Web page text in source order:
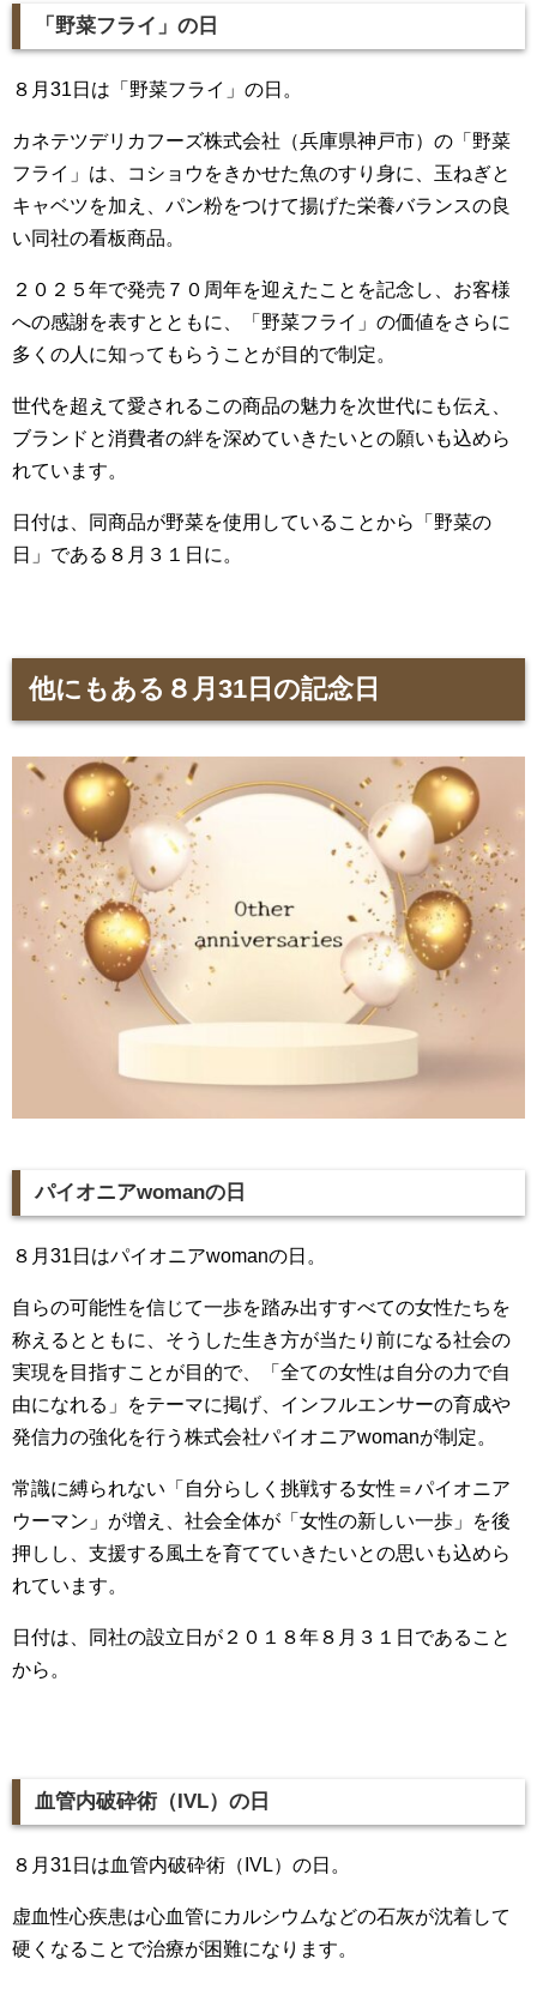
「野菜フライ」の日
８月31日は「野菜フライ」の日。
カネテツデリカフーズ株式会社（兵庫県神戸市）の「野菜
フライ」は、コショウをきかせた魚のすり身に、玉ねぎと
キャベツを加え、パン粉をつけて揚げた栄養バランスの良
い同社の看板商品。
２０２５年で発売７０周年を迎えたことを記念し、お客様
への感謝を表すとともに、「野菜フライ」の価値をさらに
多くの人に知ってもらうことが目的で制定。
世代を超えて愛されるこの商品の魅力を次世代にも伝え、
ブランドと消費者の絆を深めていきたいとの願いも込めら
れています。
日付は、同商品が野菜を使用していることから「野菜の
日」である８月３１日に。
他にもある８月31日の記念日
パイオニアwomanの日
８月31日はパイオニアwomanの日。
自らの可能性を信じて一歩を踏み出すすべての女性たちを
称えるとともに、そうした生き方が当たり前になる社会の
実現を目指すことが目的で、「全ての女性は自分の力で自
由になれる」をテーマに掲げ、インフルエンサーの育成や
発信力の強化を行う株式会社パイオニアwomanが制定。
常識に縛られない「自分らしく挑戦する女性＝パイオニア
ウーマン」が増え、社会全体が「女性の新しい一歩」を後
押しし、支援する風土を育てていきたいとの思いも込めら
れています。
日付は、同社の設立日が２０１８年８月３１日であること
から。
血管内破砕術（IVL）の日
８月31日は血管内破砕術（IVL）の日。
虚血性心疾患は心血管にカルシウムなどの石灰が沈着して
硬くなることで治療が困難になります。